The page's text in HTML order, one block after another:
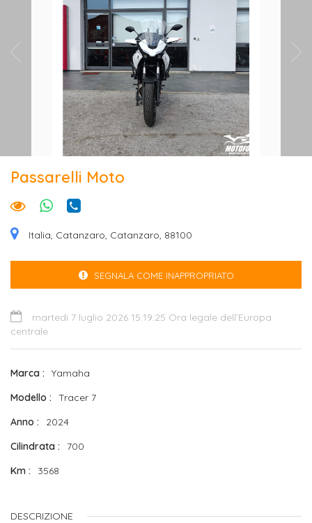
Passarelli Moto
Italia, Catanzaro, Catanzaro, 88100
SEGNALA COME INAPPROPRIATO
martedì 7 luglio 2026 15:19:25 Ora legale dell’Europa
centrale
Marca
Yamaha
Modello
Tracer 7
Anno
2024
Cilindrata
700
Km
3568
DESCRIZIONE